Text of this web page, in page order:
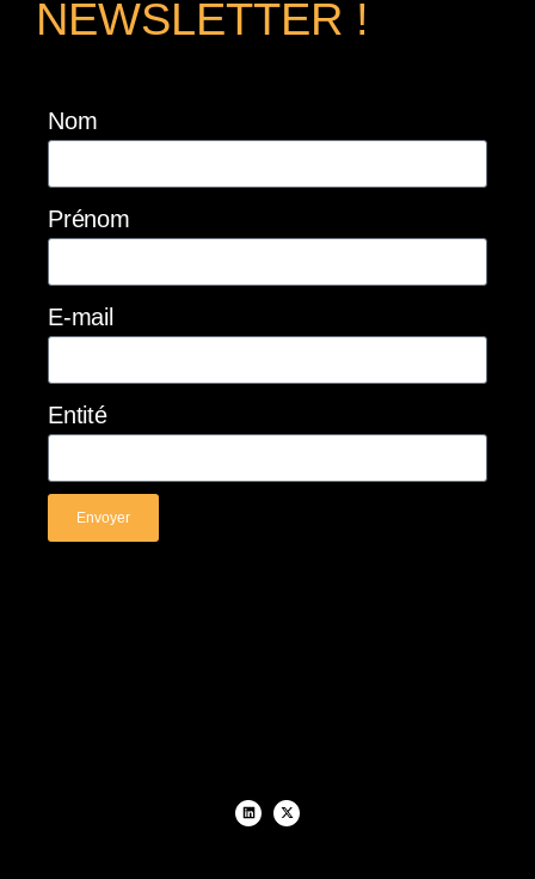
NEWSLETTER !
Nom
Prénom
E-mail
Entité
Envoyer